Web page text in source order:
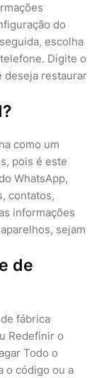
do
escolha
Digite o
deseja restaurar
como um
pois é este
WhatsApp,
contatos,
informações
sejam
de
fábrica
Redefinir o
Todo o
o código ou a